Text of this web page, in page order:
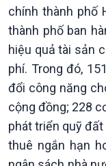
Chính trị
chính thành phố
thành phố ban
hiệu quả tài sản
phí. Trong đó,
đổi công năng
cộng đồng; 228
phát triển quỹ
thuê ngắn hạn